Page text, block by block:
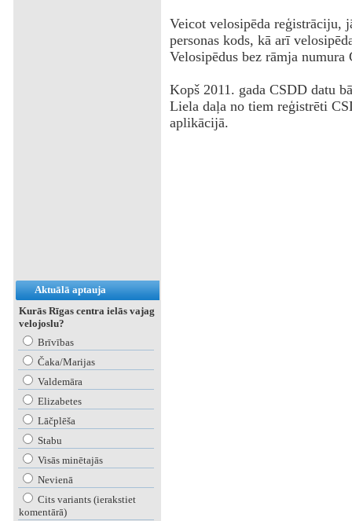
Aktuālā aptauja
Kurās Rīgas centra ielās vajag
velojoslu?
Brīvības
Čaka/Marijas
Valdemāra
Elizabetes
Lāčplēša
Stabu
Visās minētajās
Nevienā
Cits variants (ierakstiet
komentārā)
Veicot velosipēda reģistrāciju,
personas kods, kā arī
Velosipēdus bez rāmja numura
Kopš 2011. gada CSDD datu
Liela daļa no tiem reģistrēti
aplikācijā.